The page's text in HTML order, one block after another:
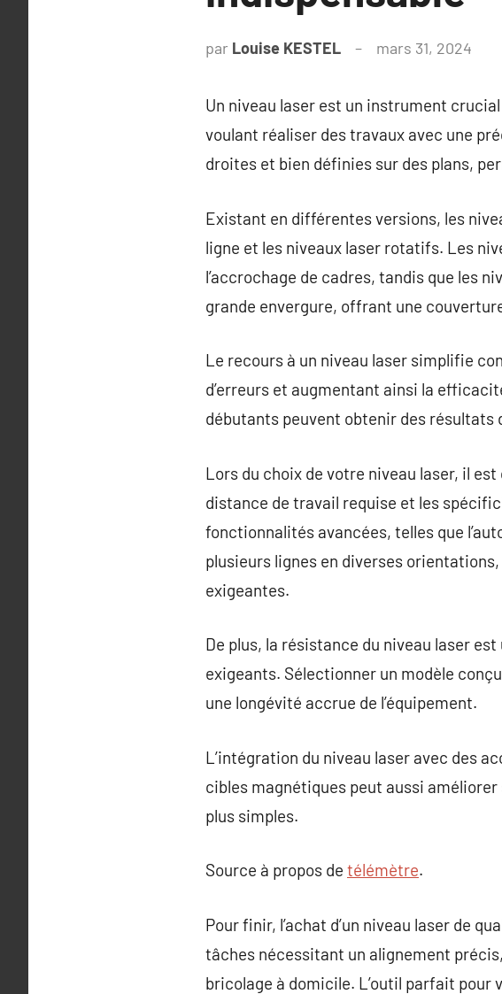
par Louise KESTEL mars 31, 2024
Un niveau laser est un instrument
voulant réaliser des travaux avec une
droites et bien définies sur des plans,
Existant en différentes versions, les
ligne et les niveaux laser rotatifs. Les
l’accrochage de cadres, tandis que les
grande envergure, offrant une
Le recours à un niveau laser simplifie
d’erreurs et augmentant ainsi la
débutants peuvent obtenir des résultats
Lors du choix de votre niveau laser, il
distance de travail requise et les
fonctionnalités avancées, telles que
plusieurs lignes en diverses
exigeantes.
De plus, la résistance du niveau laser
exigeants. Sélectionner un modèle
une longévité accrue de l’équipement.
L’intégration du niveau laser avec des
cibles magnétiques peut aussi
plus simples.
Source à propos de télémètre.
Pour finir, l’achat d’un niveau laser de
tâches nécessitant un alignement
bricolage à domicile. L’outil parfait